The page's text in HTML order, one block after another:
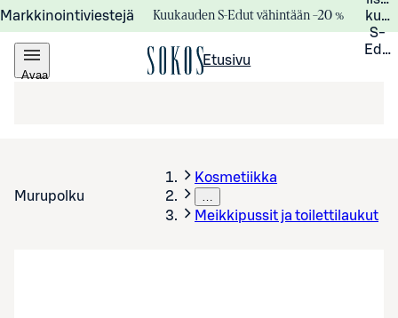
Markkinointiviestejä Kuukauden S-Edut vähintään –20 %
S-
Avaa
Etusivu
Murupolku
Kosmetiikka
…
Meikkipussit ja toilettilaukut